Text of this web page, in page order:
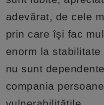
adevărat, de cele
prin care îşi fac
enorm la
nu sunt
compania